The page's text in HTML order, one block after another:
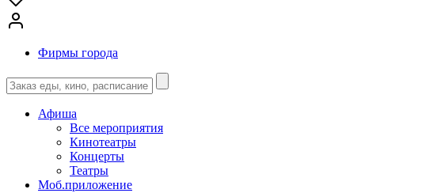
Фирмы города
Афиша
Все мероприятия
Кинотеатры
Концерты
Театры
Моб.приложение